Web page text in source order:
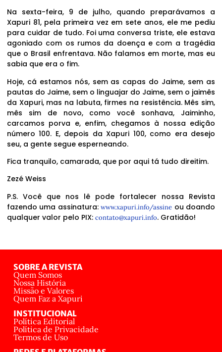
Na sexta-feira, 9 de julho, quando preparávamos a
Xapuri 81, pela primeira vez em sete anos, ele me pediu
para cuidar de tudo. Foi uma conversa triste, ele estava
agoniado com os rumos da doença e com a tragédia
que o Brasil enfrentava. Não falamos em morte, mas eu
sabia que era o fim.
Hoje, cá estamos nós, sem as capas do Jaime, sem as
pautas do Jaime, sem o linguajar do Jaime, sem o jaimês
da Xapuri, mas na labuta, firmes na resistência. Mês sim,
mês sim de novo, como você sonhava, Jaiminho,
carcamos porva e, enfim, chegamos à nossa edição
número 100. E, depois da Xapuri 100, como era desejo
seu, a gente segue esperneando.
Fica tranquilo, camarada, que por aqui tá tudo direitim.
Zezé Weiss
P.S. Você que nos lê pode fortalecer nossa Revista
fazendo uma assinatura:www.xapuri.info/assine ou doando
qualquer valor pelo PIX: contato@xapuri.info. Gratidão!
SOBRE A REVISTA
Quem Somos
Nossa História
Missão e Valores
Quem Faz a Xapuri
INSTITUCIONAL
Política Editorial
Política de Privacidade
Termos de Uso